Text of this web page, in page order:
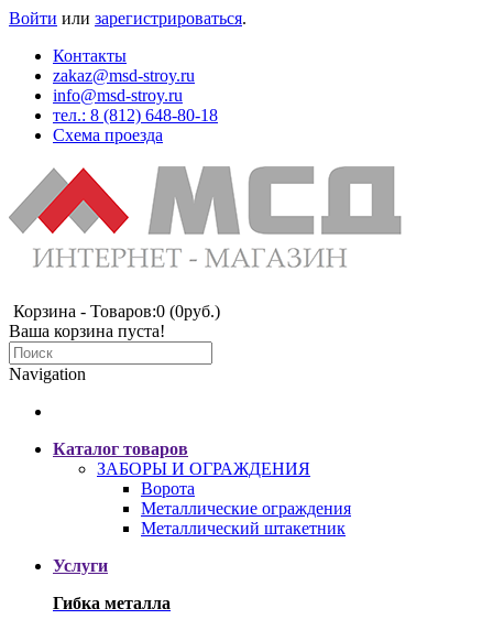
Войти или зарегистрироваться.
Контакты
zakaz@msd-stroy.ru
info@msd-stroy.ru
тел.: 8 (812) 648-80-18
Схема проезда
Корзина - Товаров:0 (0руб.)
Ваша корзина пуста!
Navigation
Каталог товаров
ЗАБОРЫ И ОГРАЖДЕНИЯ
Ворота
Металлические ограждения
Металлический штакетник
Услуги
Гибка металла